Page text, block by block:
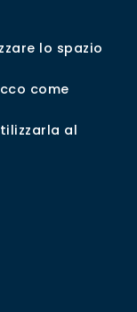
lo spazio
come
al